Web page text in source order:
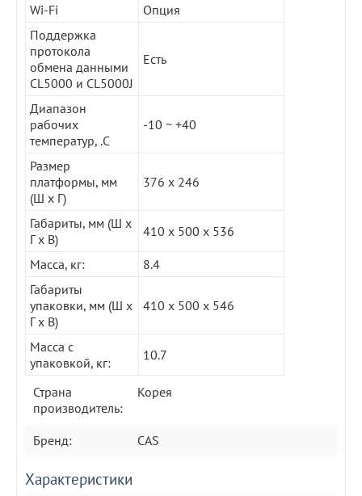
Wi-Fi
Опция
Поддержка
протокола
обмена данными
CL5000 и CL5000J
Есть
Диапазон
рабочих
температур, .C
-10 ~ +40
Размер
платформы, мм
(Ш х Г)
376 х 246
Габариты, мм (Ш х
Г х В)
410 x 500 x 536
Масса, кг:
8.4
Габариты
упаковки, мм (Ш х
Г х В)
410 х 500 х 546
Масса с
упаковкой, кг:
10.7
Страна
производитель:
Корея
Бренд: CAS
Характеристики